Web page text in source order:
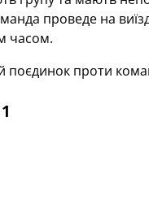
проведе на
часом.
поєдинок проти